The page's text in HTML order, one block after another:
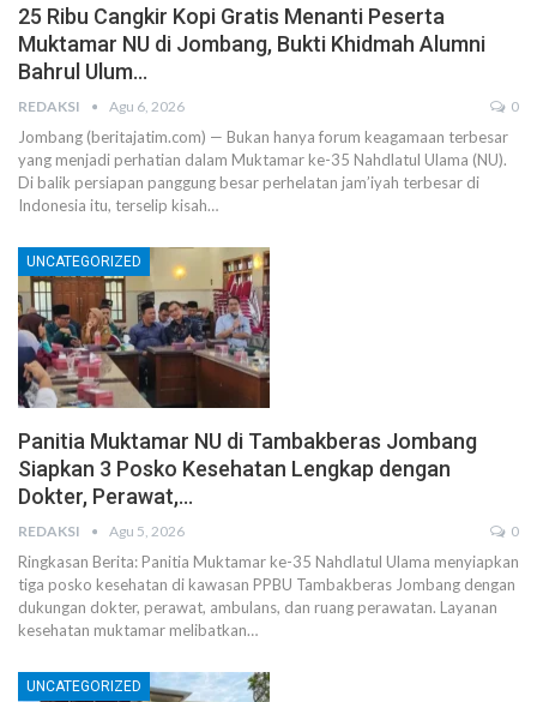
25 Ribu Cangkir Kopi Gratis Menanti Peserta
Muktamar NU di Jombang, Bukti Khidmah Alumni
Bahrul Ulum…
REDAKSI Agu 6, 2026 0
Jombang (beritajatim.com) — Bukan hanya forum keagamaan terbesar
yang menjadi perhatian dalam Muktamar ke-35 Nahdlatul Ulama (NU).
Di balik persiapan panggung besar perhelatan jam’iyah terbesar di
Indonesia itu, terselip kisah…
UNCATEGORIZED
Panitia Muktamar NU di Tambakberas Jombang
Siapkan 3 Posko Kesehatan Lengkap dengan
Dokter, Perawat,…
REDAKSI Agu 5, 2026 0
Ringkasan Berita: Panitia Muktamar ke-35 Nahdlatul Ulama menyiapkan
tiga posko kesehatan di kawasan PPBU Tambakberas Jombang dengan
dukungan dokter, perawat, ambulans, dan ruang perawatan. Layanan
kesehatan muktamar melibatkan…
UNCATEGORIZED